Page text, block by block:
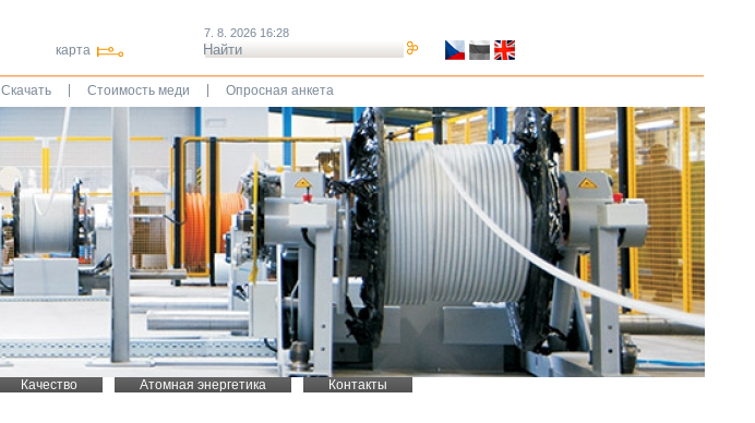
карта
7. 8. 2026 16:28
Скачать Стоимость меди Опросная анкета
Качество Атомная энергетика Контакты